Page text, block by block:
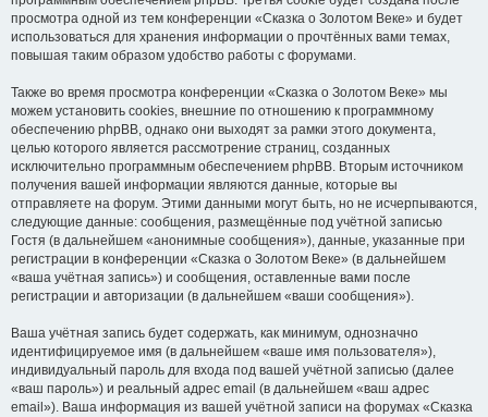
просмотра одной из тем конференции «Сказка о Золотом Веке» и будет
использоваться для хранения информации о прочтённых вами темах,
повышая таким образом удобство работы с форумами.
Также во время просмотра конференции «Сказка о Золотом Веке» мы
можем установить cookies, внешние по отношению к программному
обеспечению phpBB, однако они выходят за рамки этого документа,
целью которого является рассмотрение страниц, созданных
исключительно программным обеспечением phpBB. Вторым источником
получения вашей информации являются данные, которые вы
отправляете на форум. Этими данными могут быть, но не исчерпываются,
следующие данные: сообщения, размещённые под учётной записью
Гостя (в дальнейшем «анонимные сообщения»), данные, указанные при
регистрации в конференции «Сказка о Золотом Веке» (в дальнейшем
«ваша учётная запись») и сообщения, оставленные вами после
регистрации и авторизации (в дальнейшем «ваши сообщения»).
Ваша учётная запись будет содержать, как минимум, однозначно
идентифицируемое имя (в дальнейшем «ваше имя пользователя»),
индивидуальный пароль для входа под вашей учётной записью (далее
«ваш пароль») и реальный адрес email (в дальнейшем «ваш адрес
email»). Ваша информация из вашей учётной записи на форумах «Сказка